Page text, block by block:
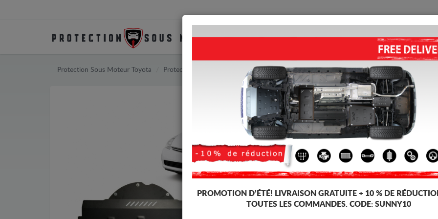
PROTECTION ACCUEIL LIVRAISON AVIS
Protection Sous Moteur Toyota Protection Sous Moteur Toyota Prius
PROTECTION
2009)
out of5stars based on
Code d'article: 00.164
194
PROMOTION D’ÉTÉ! LIVRAISON GRATUITE + 10 % DE
TOUTES LES COMMANDES. CODE: SUNNY10